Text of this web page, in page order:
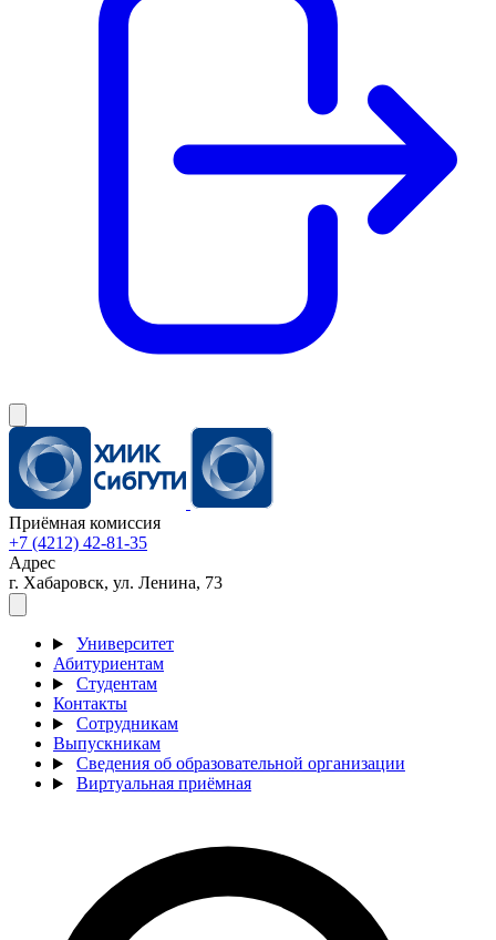
Приёмная комиссия
+7 (4212) 42-81-35
Адрес
г. Хабаровск, ул. Ленина, 73
Университет
Абитуриентам
Студентам
Контакты
Сотрудникам
Выпускникам
Сведения об образовательной организации
Виртуальная приёмная